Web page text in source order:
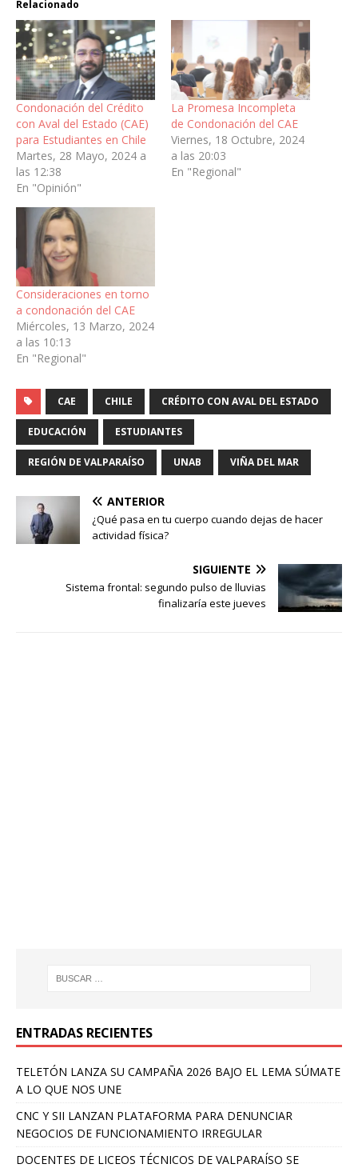
Relacionado
Condonación del Crédito
con Aval del Estado (CAE)
para Estudiantes en Chile
Martes, 28 Mayo, 2024 a
las 12:38
En "Opinión"
La Promesa Incompleta
de Condonación del CAE
Viernes, 18 Octubre, 2024
a las 20:03
En "Regional"
Consideraciones en torno
a condonación del CAE
Miércoles, 13 Marzo, 2024
a las 10:13
En "Regional"
CAE CHILE CRÉDITO CON AVAL DEL ESTADO
EDUCACIÓN ESTUDIANTES
REGIÓN DE VALPARAÍSO UNAB VIÑA DEL MAR
ANTERIOR
¿Qué pasa en tu cuerpo cuando dejas de hacer
actividad física?
SIGUIENTE
Sistema frontal: segundo pulso de lluvias
finalizaría este jueves
ENTRADAS RECIENTES
TELETÓN LANZA SU CAMPAÑA 2026 BAJO EL LEMA SÚMATE
A LO QUE NOS UNE
CNC Y SII LANZAN PLATAFORMA PARA DENUNCIAR
NEGOCIOS DE FUNCIONAMIENTO IRREGULAR
DOCENTES DE LICEOS TÉCNICOS DE VALPARAÍSO SE